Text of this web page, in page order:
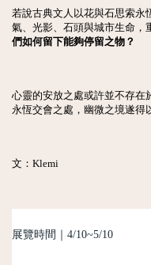
若說古典文人以花與石思索永
氣、光影、石頭與城市生命，
們如何留下能夠停留之物？
心靈的安放之處或許並不存
永恆交會之處，幽微之境遂得
文：Klemi
展覽時間｜4/10~5/10